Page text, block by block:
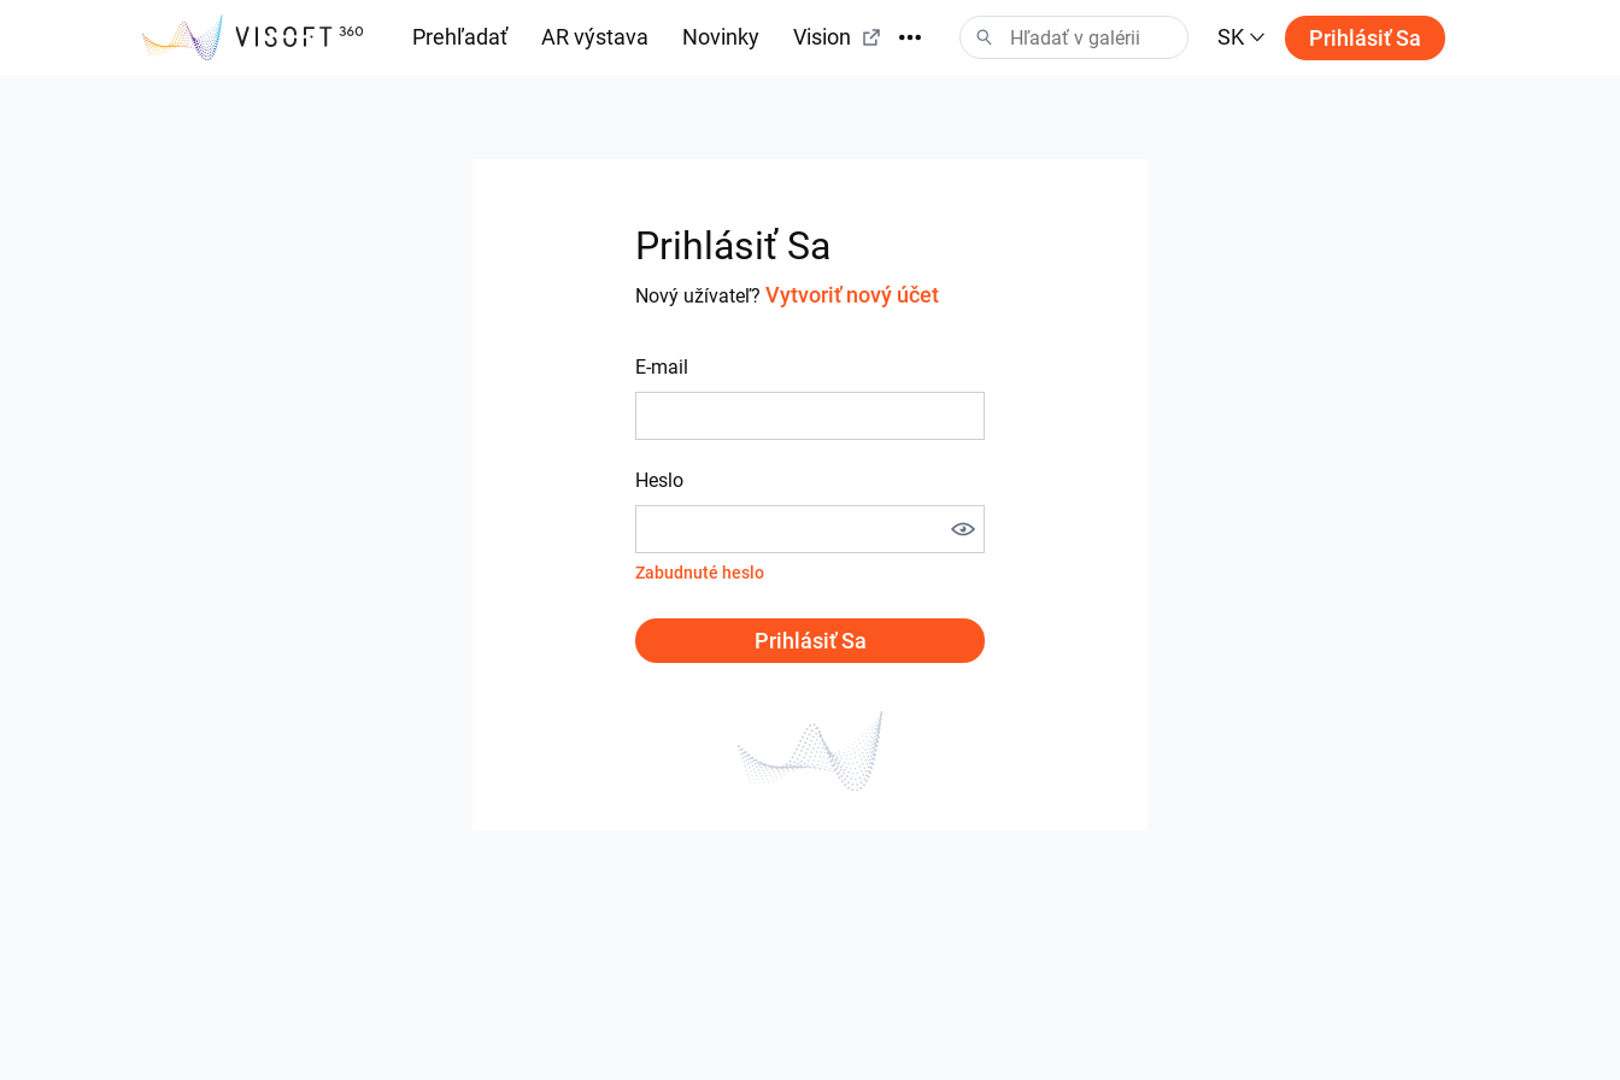
Prehľadať AR výstava Novinky Vision SK Prihlásiť Sa
Prihlásiť Sa
Nový užívateľ? Vytvoriť nový účet
E-mail
Heslo
Zabudnuté heslo
Prihlásiť Sa